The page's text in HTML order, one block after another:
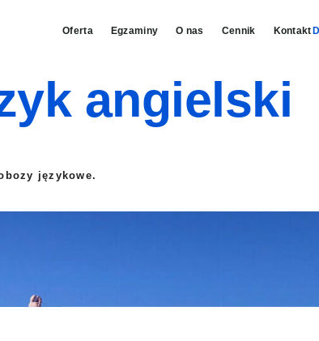
Oferta Egzaminy O nas Cennik Kontakt
angielski
językowe.